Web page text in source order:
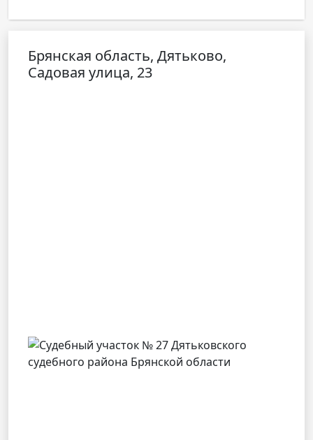
Брянская область, Дятьково,
Садовая улица, 23